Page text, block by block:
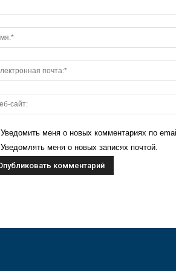
Уведомить меня о новых комментариях по
Уведомлять меня о новых записях почтой.